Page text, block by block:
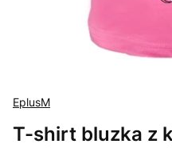
EplusM
T-shirt bluzka z